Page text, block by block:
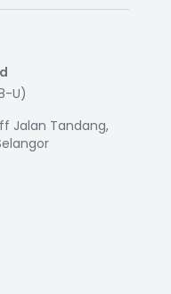
U)
Jalan Tandang,